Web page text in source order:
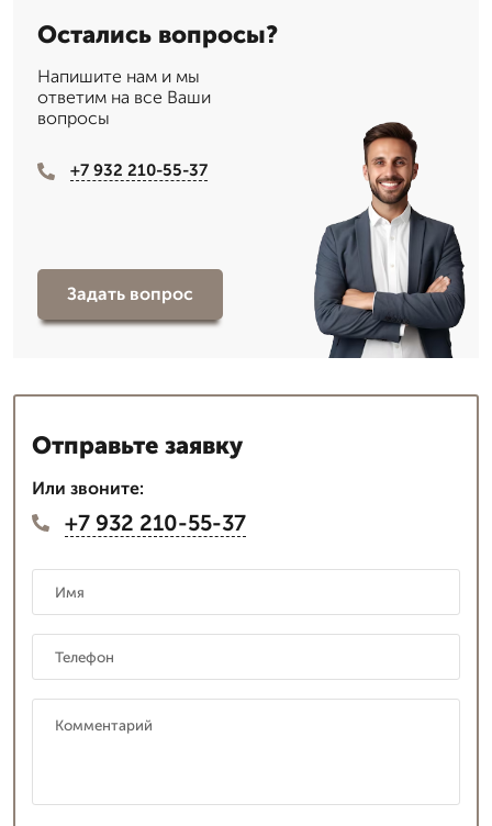
Остались вопросы?
Напишите нам и мы
ответим на все Ваши
вопросы
+7 932 210-55-37
Задать вопрос
Отправьте заявку
Или звоните:
+7 932 210-55-37